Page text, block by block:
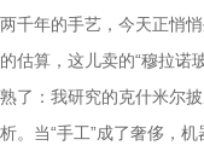
千年的手艺，今天正悄
估算，这儿卖的“穆拉诺
了：我研究的克什米尔
。当“手工”成了奢侈，